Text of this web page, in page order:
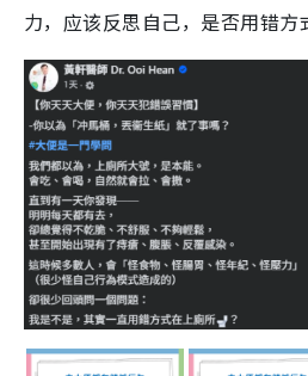
力，应该反思自己，是否用错方